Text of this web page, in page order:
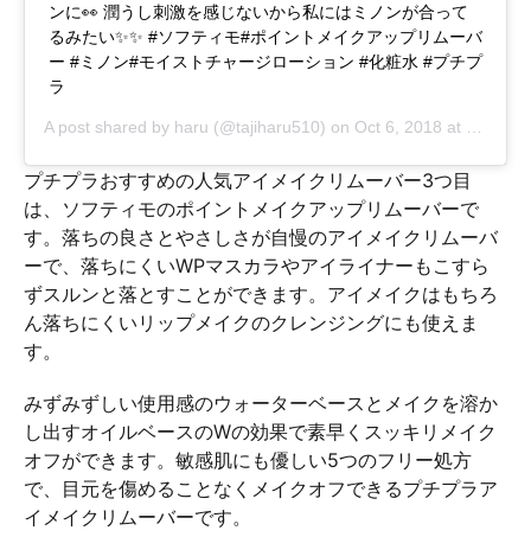
ンに👀 潤うし刺激を感じないから私にはミノンが合って
るみたい✨✨ #ソフティモ#ポイントメイクアップリムーバ
ー #ミノン#モイストチャージローション #化粧水 #プチプ
ラ
A post shared by haru (@tajiharu510) on Oct 6, 2018 at 9:55pm PDT
プチプラおすすめの人気アイメイクリムーバー3つ目
は、ソフティモのポイントメイクアップリムーバーで
す。落ちの良さとやさしさが自慢のアイメイクリムーバ
ーで、落ちにくいWPマスカラやアイライナーもこすら
ずスルンと落とすことができます。アイメイクはもちろ
ん落ちにくいリップメイクのクレンジングにも使えま
す。
みずみずしい使用感のウォーターベースとメイクを溶か
し出すオイルベースのWの効果で素早くスッキリメイク
オフができます。敏感肌にも優しい5つのフリー処方
で、目元を傷めることなくメイクオフできるプチプラア
イメイクリムーバーです。